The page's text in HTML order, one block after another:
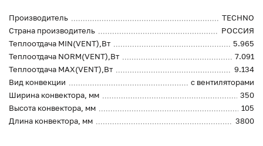
Производитель
TECHNO
Страна производитель
РОССИЯ
Теплоотдача MIN(VENT),Вт
5.965
Теплоотдача NORM(VENT),Вт
7.091
Теплоотдача MAX(VENT),Вт
9.134
Вид конвекции
с вентиляторами
Ширина конвектора, мм
350
Высота конвектора, мм
105
Длина конвектора, мм
3800